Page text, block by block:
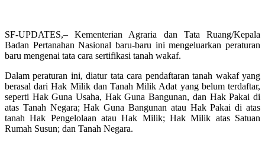
SF-UPDATES,– Kementerian Agraria dan Tata Ruang/Kepala
Badan Pertanahan Nasional baru-baru ini mengeluarkan peraturan
baru mengenai tata cara sertifikasi tanah wakaf.
Dalam peraturan ini, diatur tata cara pendaftaran tanah wakaf yang
berasal dari Hak Milik dan Tanah Milik Adat yang belum terdaftar,
seperti Hak Guna Usaha, Hak Guna Bangunan, dan Hak Pakai di
atas Tanah Negara; Hak Guna Bangunan atau Hak Pakai di atas
tanah Hak Pengelolaan atau Hak Milik; Hak Milik atas Satuan
Rumah Susun; dan Tanah Negara.